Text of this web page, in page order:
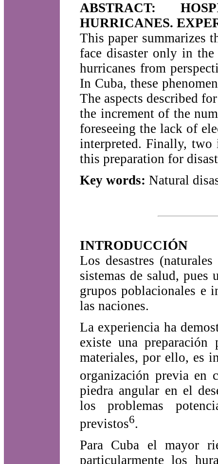
ABSTRACT:
HURRICANES.
This paper summarizes
face disaster only in
hurricanes from
In Cuba, these
The aspects described
the increment of the
foreseeing the lack of
interpreted. Finally, two
this preparation for
Key words: Natural
INTRODUCCIÓN
Los desastres
sistemas de salud, pues
grupos poblacionales e
las naciones.
La experiencia ha
existe una preparación
materiales, por ello, es
organización previa en
piedra angular en el
los problemas
previstos6.
Para Cuba el mayor
particularmente los